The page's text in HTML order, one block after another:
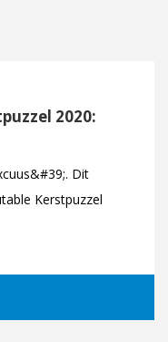
2020:
Dit
Kerstpuzzel